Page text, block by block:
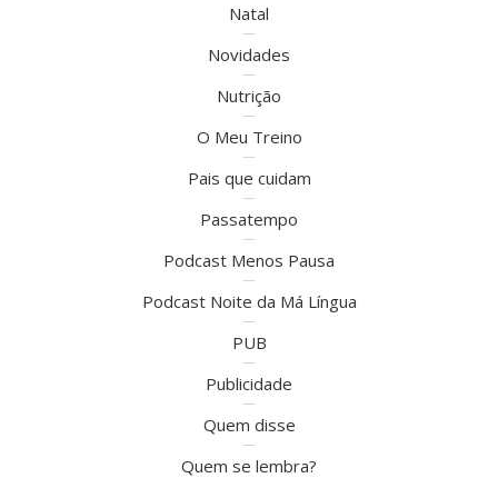
Natal
Novidades
Nutrição
O Meu Treino
Pais que cuidam
Passatempo
Podcast Menos Pausa
Podcast Noite da Má Língua
PUB
Publicidade
Quem disse
Quem se lembra?